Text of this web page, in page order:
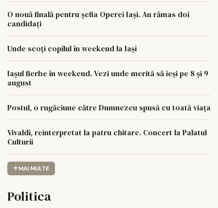
O nouă finală pentru șefia Operei Iași. Au rămas doi
candidați
Unde scoți copilul în weekend la Iași
Iașul fierbe în weekend. Vezi unde merită să ieși pe 8 și 9
august
Postul, o rugăciune către Dumnezeu spusă cu toată viața
Vivaldi, reinterpretat la patru chitare. Concert la Palatul
Culturii
MAI MULTE
Politica